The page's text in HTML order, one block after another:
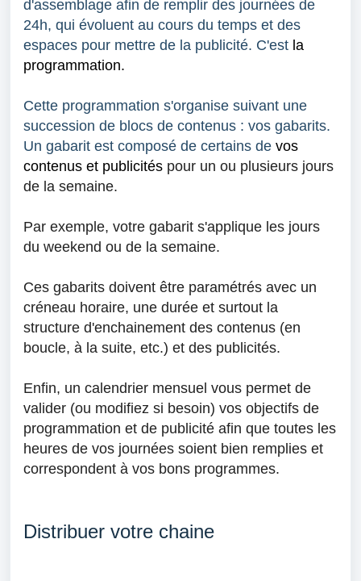
d'assemblage afin de remplir des journées de
24h, qui évoluent au cours du temps et des
espaces pour mettre de la publicité. C'est la
programmation.
Cette programmation s'organise suivant une
succession de blocs de contenus : vos gabarits.
Un gabarit est composé de certains de vos
contenus et publicités pour un ou plusieurs jours
de la semaine.
Par exemple, votre gabarit s'applique les jours
du weekend ou de la semaine.
Ces gabarits doivent être paramétrés avec un
créneau horaire, une durée et surtout la
structure d'enchainement des contenus (en
boucle, à la suite, etc.) et des publicités.
Enfin, un calendrier mensuel vous permet de
valider (ou modifiez si besoin) vos objectifs de
programmation et de publicité afin que toutes les
heures de vos journées soient bien remplies et
correspondent à vos bons programmes.
Distribuer votre chaine